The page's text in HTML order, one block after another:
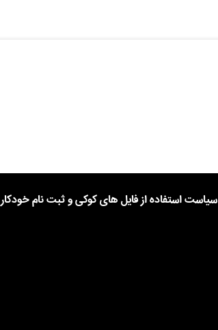
سیاست استفاده از فایل های کوکی و ثبت نام خودکار